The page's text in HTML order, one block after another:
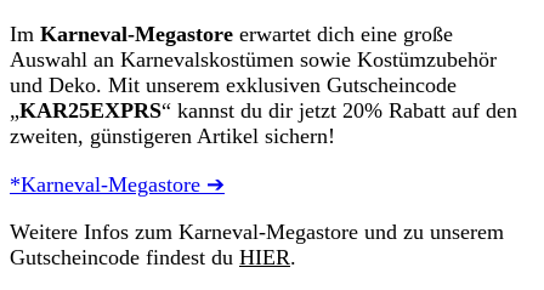
Im Karneval-Megastore erwartet dich eine große
Auswahl an Karnevalskostümen sowie Kostümzubehör
und Deko. Mit unserem exklusiven Gutscheincode
„KAR25EXPRS“ kannst du dir jetzt 20% Rabatt auf den
zweiten, günstigeren Artikel sichern!
*Karneval-Megastore ➔
Weitere Infos zum Karneval-Megastore und zu unserem
Gutscheincode findest du HIER.